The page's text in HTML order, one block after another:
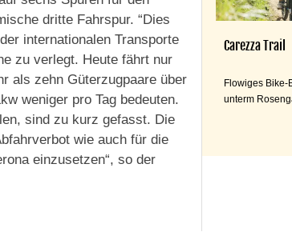
dritte Fahrspur. “Dies
internationalen Transporte
zu verlegt. Heute fährt nur
als zehn Güterzugpaare über
weniger pro Tag bedeuten.
sind zu kurz gefasst. Die
wie auch für die
einzusetzen“, so der
Carezza Trail
Flowiges Bike-
unterm